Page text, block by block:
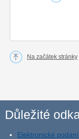
Na začátek stránky
Důležité
Elektronické podání